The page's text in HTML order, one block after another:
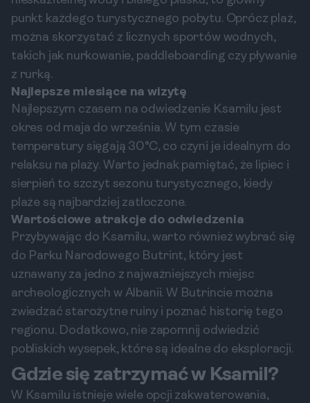
punkt każdego turystycznego pobytu. Oprócz plaż,
można skorzystać z licznych sportów wodnych,
takich jak nurkowanie, paddleboarding czy pływanie
z rurką.
Najlepsze miesiące na wizytę
Najlepszym czasem na odwiedzenie Ksamilu jest
okres od maja do września. W tym czasie
temperatury sięgają 30°C, co czyni je idealnym do
relaksu na plaży. Warto jednak pamiętać, że lipiec i
sierpień to szczyt sezonu turystycznego, kiedy
plaże są najbardziej zatłoczone.
Wartościowe atrakcje do odwiedzenia
Przybywając do Ksamilu, warto również wybrać się
do Parku Narodowego Butrint, który jest
uznawany za jedno z najważniejszych miejsc
archeologicznych w Albanii. W Butrincie można
zwiedzać starożytne ruiny i poznać historię tego
regionu. Dodatkowo, nie zapomnij odwiedzić
pobliskich wysepek, które są idealne do eksploracji.
Gdzie się zatrzymać w Ksamil?
W Ksamilu istnieje wiele opcji zakwaterowania,